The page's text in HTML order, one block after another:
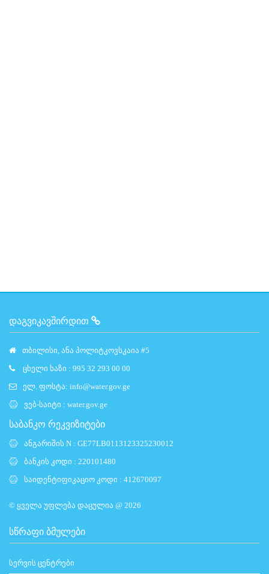
ᲓᲐᲒᲕᲘᲙᲐᲕᲨᲘᲠᲓᲘᲗ
თბილისი, ანა პოლიტკოვსკაია #5
ცხელი ხაზი : 995 32 293 00 00
ელ. ფოსტა: info@water.gov.ge
ვებ-საიტი : water.gov.ge
საბანკო რეკვიზიტები
ანგარიშის N : GE77LB0113123325230012
ბანკის კოდი : 220101480
საიდენტიფიკაციო კოდი : 412670097
© ყველა უფლება დაცულია @ 2026
ᲡᲬᲠᲐᲤᲘ ᲑᲛᲣᲚᲔᲑᲘ
სერვის ცენტრები